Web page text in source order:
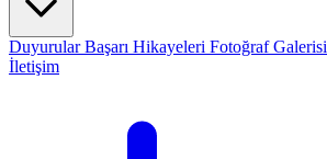
DuyurularBaşarı Hikayeleri Fotoğraf Galerisi
İletişim